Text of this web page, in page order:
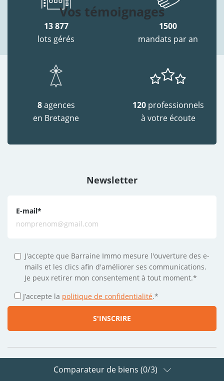
Vos témoignages
13 877
lots gérés
1500
mandats par an
8agences
en Bretagne
120 professionnels
à votre écoute
Newsletter
E-mail*
J'accepte que Barraine Immo mesure l'ouverture des e-
mails et les clics afin d'améliorer ses communications.
Je peux retirer mon consentement à tout moment.*
J’accepte la politique de confidentialité.*
Suivez-nous sur les réseaux
Comparateur de biens (0/3)